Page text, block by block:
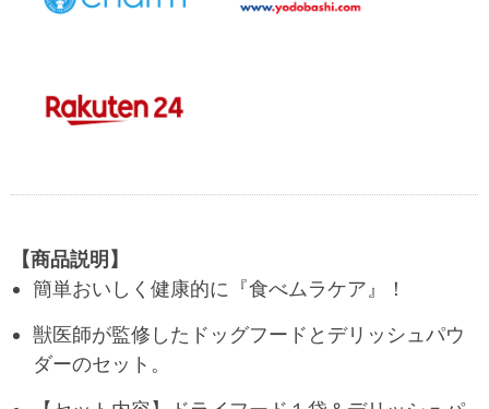
【商品説明】
簡単おいしく健康的に『食べムラケア』！
獣医師が監修したドッグフードとデリッシュパウ
ダーのセット。